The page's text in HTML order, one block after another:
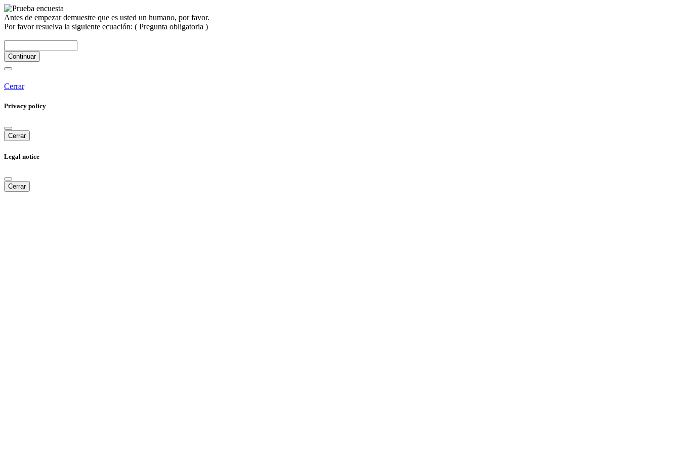
Antes de empezar demuestre que es usted un humano, por favor.
Por favor resuelva la siguiente ecuación: ( Pregunta obligatoria )
Continuar
Cerrar
Privacy policy
Cerrar
Legal notice
Cerrar